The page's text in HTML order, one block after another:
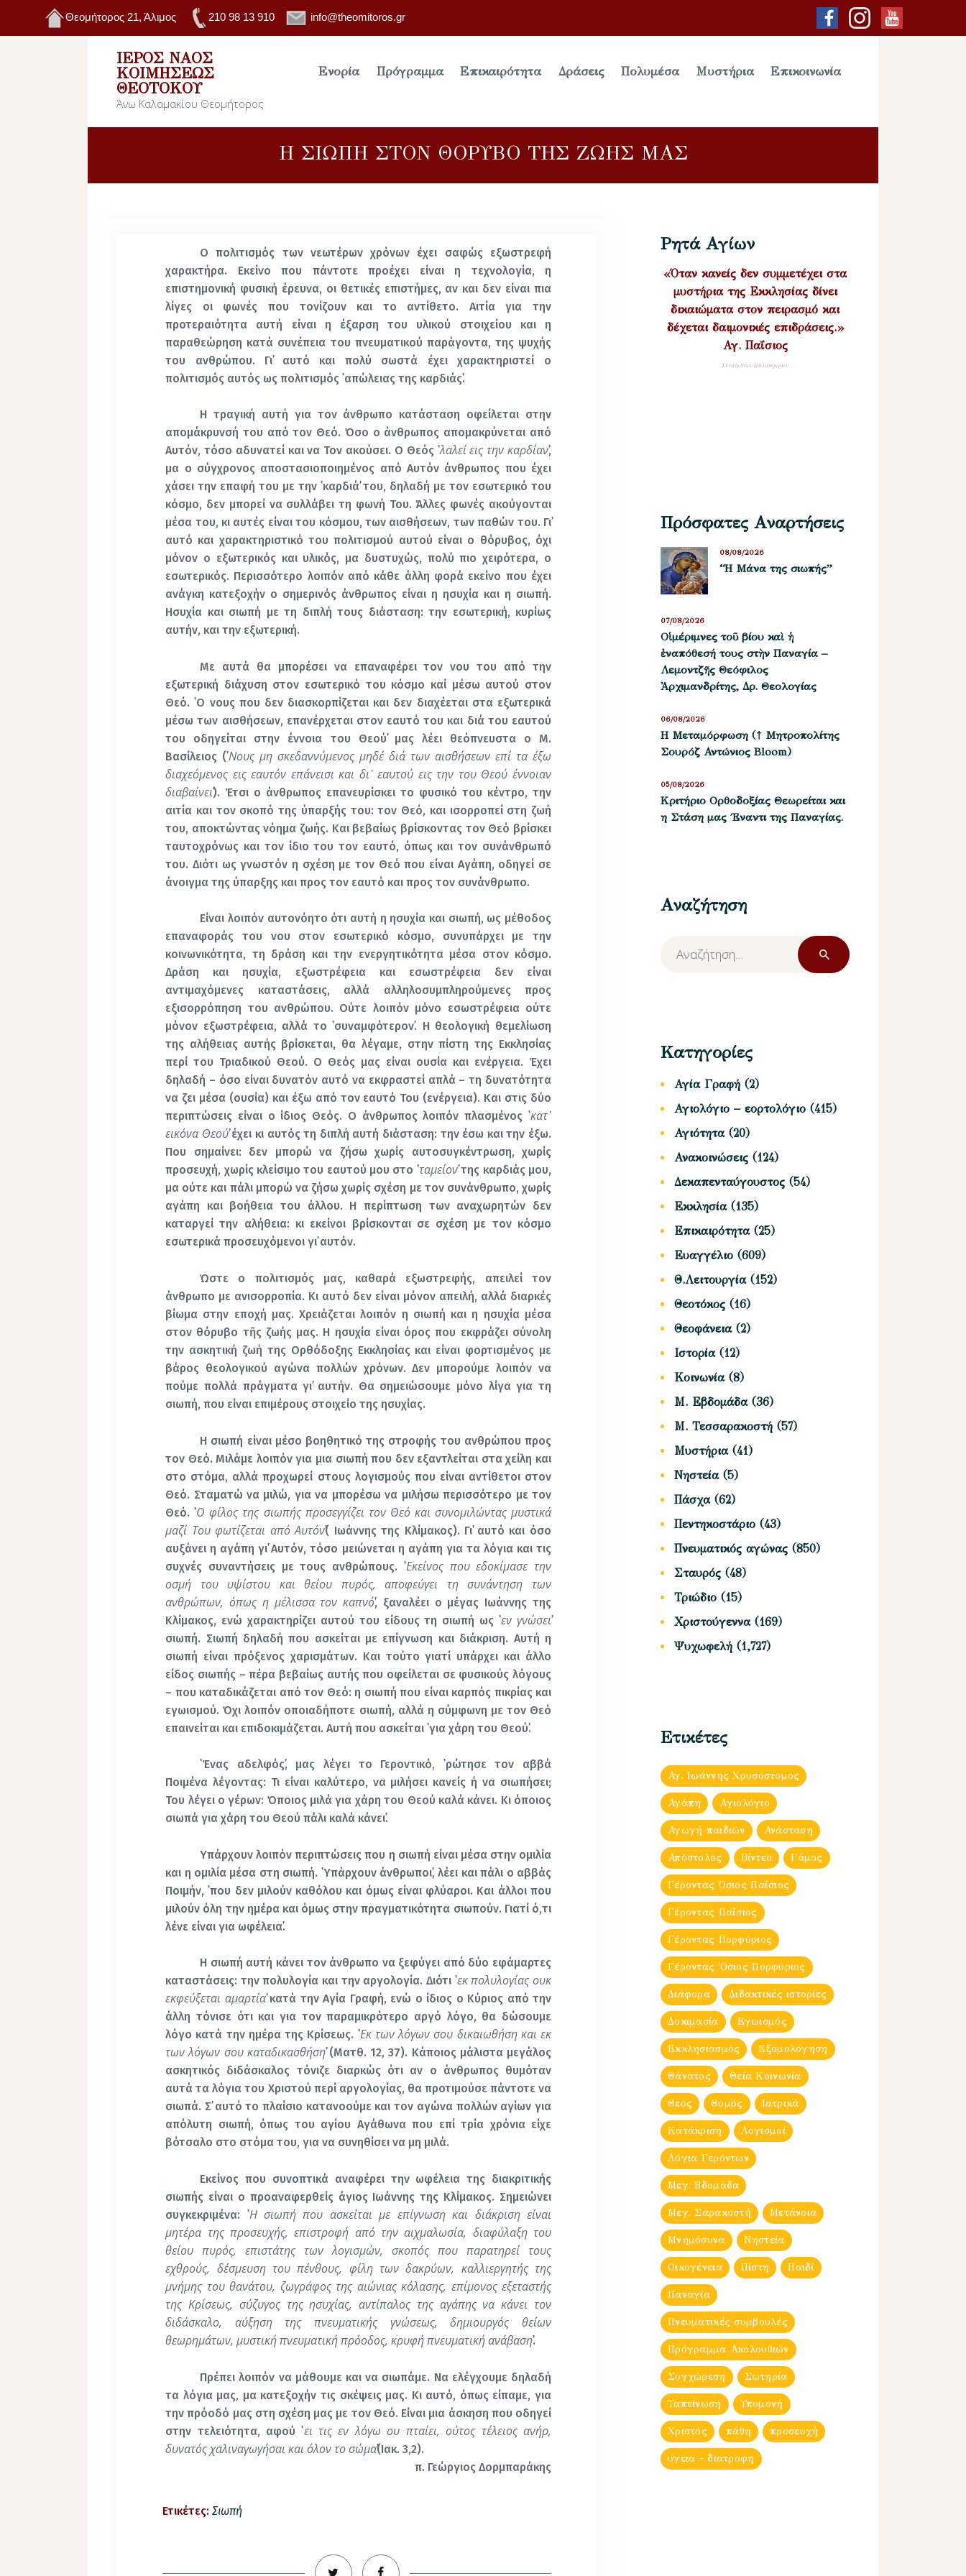
Θεομήτορος 21, Άλιμος 210 98 13 910 info@theomitoros.gr
ΙΕΡΌΣ ΝΑΌΣ
ΚΟΙΜΉΣΕΩΣ
ΘΕΟΤΌΚΟΥ
Άνω Καλαμακίου Θεομήτορος
Ενορία Πρόγραμμα Επικαιρότητα Δράσεις Πολυμέσα Μυστήρια Επικοινωνία
Η ΣΙΩΠΗ ΣΤΟΝ ΘΟΡΥΒΟ ΤΗΣ ΖΩΗΣ ΜΑΣ
Ο πολιτισμός των νεωτέρων χρόνων έχει σαφώς εξωστρεφή
χαρακτήρα. Εκείνο που πάντοτε προέχει είναι η τεχνολογία, η
επιστημονική φυσική έρευνα, οι θετικές επιστήμες, αν και δεν είναι πια
λίγες οι φωνές που τονίζουν και το αντίθετο. Αιτία για την
προτεραιότητα αυτή είναι η έξαρση του υλικού στοιχείου και η
παραθεώρηση κατά συνέπεια του πνευματικού παράγοντα, της ψυχής
του ανθρώπου. Γι᾽ αυτό και πολύ σωστά έχει χαρακτηριστεί ο
πολιτισμός αυτός ως πολιτισμός ῾απώλειας της καρδιάς᾽.
Η τραγική αυτή για τον άνθρωπο κατάσταση οφείλεται στην
απομάκρυνσή του από τον Θεό. Όσο ο άνθρωπος απομακρύνεται από
Αυτόν, τόσο αδυνατεί και να Τον ακούσει. Ο Θεός ῾λαλεί εις την καρδίαν᾽,
μα ο σύγχρονος αποστασιοποιημένος από Αυτόν άνθρωπος που έχει
χάσει την επαφή του με την ῾καρδιά᾽ του, δηλαδή με τον εσωτερικό του
κόσμο, δεν μπορεί να συλλάβει τη φωνή Του. Άλλες φωνές ακούγονται
μέσα του, κι αυτές είναι του κόσμου, των αισθήσεων, των παθών του. Γι᾽
αυτό και χαρακτηριστικό του πολιτισμού αυτού είναι ο θόρυβος, όχι
μόνον ο εξωτερικός και υλικός, μα δυστυχώς, πολύ πιο χειρότερα, ο
εσωτερικός. Περισσότερο λοιπόν από κάθε άλλη φορά εκείνο που έχει
ανάγκη κατεξοχήν ο σημερινός άνθρωπος είναι η ησυχία και η σιωπή.
Ησυχία και σιωπή με τη διπλή τους διάσταση: την εσωτερική, κυρίως
αυτήν, και την εξωτερική.
Με αυτά θα μπορέσει να επαναφέρει τον νου του από την
εξωτερική διάχυση στον εσωτερικό του κόσμο καί μέσω αυτού στον
Θεό. ῾Ο νους που δεν διασκορπίζεται και δεν διαχέεται στα εξωτερικά
μέσω των αισθήσεων, επανέρχεται στον εαυτό του και διά του εαυτού
του οδηγείται στην έννοια του Θεού᾽ μας λέει θεόπνευστα ο Μ.
Βασίλειος (῾Νους μη σκεδαννύμενος μηδέ διά των αισθήσεων επί τα έξω
διαχεόμενος εις εαυτόν επάνεισι και δι᾽ εαυτού εις την του Θεού έννοιαν
διαβαίνει᾽). Έτσι ο άνθρωπος επανευρίσκει το φυσικό του κέντρο, την
αιτία και τον σκοπό της ύπαρξής του: τον Θεό, και ισορροπεί στη ζωή
του, αποκτώντας νόημα ζωής. Και βεβαίως βρίσκοντας τον Θεό βρίσκει
ταυτοχρόνως και τον ίδιο του τον εαυτό, όπως και τον συνάνθρωπό
του. Διότι ως γνωστόν η σχέση με τον Θεό που είναι Αγάπη, οδηγεί σε
άνοιγμα της ύπαρξης και προς τον εαυτό και προς τον συνάνθρωπο.
Είναι λοιπόν αυτονόητο ότι αυτή η ησυχία και σιωπή, ως μέθοδος
επαναφοράς του νου στον εσωτερικό κόσμο, συνυπάρχει με την
κοινωνικότητα, τη δράση και την ενεργητικότητα μέσα στον κόσμο.
Δράση και ησυχία, εξωστρέφεια και εσωστρέφεια δεν είναι
αντιμαχόμενες καταστάσεις, αλλά αλληλοσυμπληρούμενες προς
εξισορρόπηση του ανθρώπου. Ούτε λοιπόν μόνο εσωστρέφεια ούτε
μόνον εξωστρέφεια, αλλά το ῾συναμφότερον᾽. Η θεολογική θεμελίωση
της αλήθειας αυτής βρίσκεται, θα λέγαμε, στην πίστη της Εκκλησίας
περί του Τριαδικού Θεού. Ο Θεός μας είναι ουσία και ενέργεια. Έχει
δηλαδή – όσο είναι δυνατόν αυτό να εκφραστεί απλά – τη δυνατότητα
να ζει μέσα (ουσία) και έξω από τον εαυτό Του (ενέργεια). Και στις δύο
περιπτώσεις είναι ο ίδιος Θεός. Ο άνθρωπος λοιπόν πλασμένος ῾κατ᾽
εικόνα Θεού᾽ έχει κι αυτός τη διπλή αυτή διάσταση: την έσω και την έξω.
Που σημαίνει: δεν μπορώ να ζήσω χωρίς αυτοσυγκέντρωση, χωρίς
προσευχή, χωρίς κλείσιμο του εαυτού μου στο ῾ταμείον᾽ της καρδιάς μου,
μα ούτε και πάλι μπορώ να ζήσω χωρίς σχέση με τον συνάνθρωπο, χωρίς
αγάπη και βοήθεια του άλλου. Η περίπτωση των αναχωρητών δεν
καταργεί την αλήθεια: κι εκείνοι βρίσκονται σε σχέση με τον κόσμο
εσωτερικά προσευχόμενοι γι᾽ αυτόν.
Ώστε ο πολιτισμός μας, καθαρά εξωστρεφής, απειλεί τον
άνθρωπο με ανισορροπία. Κι αυτό δεν είναι μόνον απειλή, αλλά διαρκές
βίωμα στην εποχή μας. Χρειάζεται λοιπόν η σιωπή και η ησυχία μέσα
στον θόρυβο τῆς ζωής μας. Η ησυχία είναι όρος που εκφράζει σύνολη
την ασκητική ζωή της Ορθόδοξης Εκκλησίας και είναι φορτισμένος με
βάρος θεολογικού αγώνα πολλών χρόνων. Δεν μπορούμε λοιπόν να
πούμε πολλά πράγματα γι᾽ αυτήν. Θα σημειώσουμε μόνο λίγα για τη
σιωπή, που είναι επιμέρους στοιχείο της ησυχίας.
Η σιωπή είναι μέσο βοηθητικό της στροφής του ανθρώπου προς
τον Θεό. Μιλάμε λοιπόν για μια σιωπή που δεν εξαντλείται στα χείλη και
στο στόμα, αλλά προχωρεί στους λογισμούς που είναι αντίθετοι στον
Θεό. Σταματώ να μιλώ, για να μπορέσω να μιλήσω περισσότερο με τον
Θεό. ῾Ο φίλος της σιωπής προσεγγίζει τον Θεό και συνομιλώντας μυστικά
μαζί Του φωτίζεται από Αυτόν᾽( Ιωάννης της Κλίμακος). Γι᾽ αυτό και όσο
αυξάνει η αγάπη γι᾽ Αυτόν, τόσο μειώνεται η αγάπη για τα λόγια και τις
συχνές συναντήσεις με τους ανθρώπους. ῾Εκείνος που εδοκίμασε την
οσμή του υψίστου και θείου πυρός, αποφεύγει τη συνάντηση των
ανθρώπων, όπως η μέλισσα τον καπνό᾽, ξαναλέει ο μέγας Ιωάννης της
Κλίμακος, ενώ χαρακτηρίζει αυτού του είδους τη σιωπή ως ῾εν γνώσει
σιωπή. Σιωπή δηλαδή που ασκείται με επίγνωση και διάκριση. Αυτή η
σιωπή είναι πρόξενος χαρισμάτων. Και τούτο γιατί υπάρχει και άλλο
είδος σιωπής – πέρα βεβαίως αυτής που οφείλεται σε φυσικούς λόγους
– που καταδικάζεται από τον Θεό: η σιωπή που είναι καρπός πικρίας και
εγωισμού. Όχι λοιπόν οποιαδήποτε σιωπή, αλλά η σύμφωνη με τον Θεό
επαινείται και επιδοκιμάζεται. Αυτή που ασκείται ῾για χάρη του Θεού᾽.
῾Ένας αδελφός᾽, μας λέγει το Γεροντικό, ῾ρώτησε τον αββά
Ποιμένα λέγοντας: Τι είναι καλύτερο, να μιλήσει κανείς ή να σιωπήσει;
Του λέγει ο γέρων: Όποιος μιλά για χάρη του Θεού καλά κάνει. Κι όποιος
σιωπά για χάρη του Θεού πάλι καλά κάνει᾽.
Υπάρχουν λοιπόν περιπτώσεις που η σιωπή είναι μέσα στην ομιλία
και η ομιλία μέσα στη σιωπή. ῾Υπάρχουν άνθρωποι᾽, λέει και πάλι ο αββάς
Ποιμήν, ῾που δεν μιλούν καθόλου και όμως είναι φλύαροι. Και άλλοι που
μιλούν όλη την ημέρα και όμως στην πραγματικότητα σιωπούν. Γιατί ό,τι
λένε είναι για ωφέλεια᾽.
Η σιωπή αυτή κάνει τον άνθρωπο να ξεφύγει από δύο εφάμαρτες
καταστάσεις: την πολυλογία και την αργολογία. Διότι ῾εκ πολυλογίας ουκ
εκφεύξεται αμαρτία᾽ κατά την Αγία Γραφή, ενώ ο ίδιος ο Κύριος από την
άλλη τόνισε ότι και για τον παραμικρότερο αργό λόγο, θα δώσουμε
λόγο κατά την ημέρα της Κρίσεως. ῾Εκ των λόγων σου δικαιωθήση και εκ
των λόγων σου καταδικασθήση᾽ (Ματθ. 12, 37). Κάποιος μάλιστα μεγάλος
ασκητικός διδάσκαλος τόνιζε διαρκώς ότι αν ο άνθρωπος θυμόταν
αυτά τα λόγια του Χριστού περί αργολογίας, θα προτιμούσε πάντοτε να
σιωπά. Σ᾽ αυτό το πλαίσιο κατανοούμε και τον αγώνα πολλών αγίων για
απόλυτη σιωπή, όπως του αγίου Αγάθωνα που επί τρία χρόνια είχε
βότσαλο στο στόμα του, για να συνηθίσει να μη μιλά.
Εκείνος που συνοπτικά αναφέρει την ωφέλεια της διακριτικής
σιωπής είναι ο προαναφερθείς άγιος Ιωάννης της Κλίμακος. Σημειώνει
συγκεκριμένα: ῾Η σιωπή που ασκείται με επίγνωση και διάκριση είναι
μητέρα της προσευχής, επιστροφή από την αιχμαλωσία, διαφύλαξη του
θείου πυρός, επιστάτης των λογισμών, σκοπός που παρατηρεί τους
εχθρούς, δέσμευση του πένθους, φίλη των δακρύων, καλλιεργητής της
μνήμης του θανάτου, ζωγράφος της αιώνιας κόλασης, επίμονος εξεταστής
της Κρίσεως, σύζυγος της ησυχίας, αντίπαλος της αγάπης να κάνει τον
διδάσκαλο, αύξηση της πνευματικής γνώσεως, δημιουργός θείων
θεωρημάτων, μυστική πνευματική πρόοδος, κρυφή πνευματική ανάβαση᾽.
Πρέπει λοιπόν να μάθουμε και να σιωπάμε. Να ελέγχουμε δηλαδή
τα λόγια μας, μα κατεξοχήν τις σκέψεις μας. Κι αυτό, όπως είπαμε, για
την πρόοδό μας στη σχέση μας με τον Θεό. Είναι μια άσκηση που οδηγεί
στην τελειότητα, αφού ῾ει τις εν λόγω ου πταίει, ούτος τέλειος ανήρ,
δυνατός χαλιναγωγήσαι και όλον το σώμα᾽(Ιακ. 3,2).
π. Γεώργιος Δορμπαράκης
Ετικέτες: Σιωπή
Ρητά Αγίων
«Όταν κανείς δεν συμμετέχει στα
μυστήρια της Εκκλησίας δίνει
δικαιώματα στον πειρασμό και
δέχεται δαιμονικές επιδράσεις.»
Αγ. Παΐσιος
Σύναξη Νέων Παλαιοχωρίου
Πρόσφατες Αναρτήσεις
“Η Μάνα της σιωπής”
08/08/2026
Οἱ μέριμνες τοῦ βίου καὶ ἡ
ἐναπόθεσή τους στὴν Παναγία –
Λεμοντζῆς Θεόφιλος
Ἀρχιμανδρίτης, Δρ. Θεολογίας
07/08/2026
Η Μεταμόρφωση († Μητροπολίτης
Σουρόζ Αντώνιος Bloom)
06/08/2026
Kριτήριο Oρθοδοξίας Θεωρείται και
η Στάση μας ΄Εναντι της Παναγίας.
05/08/2026
Αναζήτηση
Αναζήτηση
για:
Κατηγορίες
Αγία Γραφή (2)
Αγιολόγιο – εορτολόγιο (415)
Αγιότητα(20)
Ανακοινώσεις (124)
Δεκαπενταύγουστος (54)
Εκκλησία(135)
Επικαιρότητα(25)
Ευαγγέλιο (609)
Θ.Λειτουργία(152)
Θεοτόκος (16)
Θεοφάνεια(2)
Ιστορία(12)
Κοινωνία(8)
Μ. Εβδομάδα(36)
Μ. Τεσσαρακοστή (57)
Μυστήρια(41)
Νηστεία(5)
Πάσχα(62)
Πεντηκοστάριο (43)
Πνευματικός αγώνας (850)
Σταυρός (48)
Τριώδιο (15)
Χριστούγεννα(169)
Ψυχωφελή (1,727)
Ετικέτες
Αγ. Ιωάννης Χρυσόστομος
Αγάπη Αγιολόγιο
Αγωγή παιδιών Ανάσταση
Απόστολος Βίντεο Γάμος
Γέροντας Όσιος Παΐσιος
Γέροντας Παΐσιος
Γέροντας Πορφύριος
Γέροντας Ὀσιος Πορφύριος
Διάφορα Διδακτικές ιστορίες
Δοκιμασία Εγωισμός
Εκκλησιασμός Εξομολόγηση
Θάνατος Θεία Κοινωνία
Θεός Θυμός Ιατρικά
Κατάκριση Λογισμοί
Λόγια Γερόντων
Μεγ. Βδομἀδα
Μεγ. Σαρακοστή Μετάνοια
Μνημόσυνα Νηστεία
Οικογένεια Πίστη Παιδί
Παναγία
Πνευματικές συμβουλές
Πρόγραμμα Ακολουθιών
Συγχώρεση Σωτηρία
Ταπείνωση Υπομονή
Χριστός πάθη προσευχή
υγεια - διατροφη